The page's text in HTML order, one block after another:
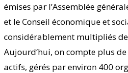
émises par l’Assemblée
et le Conseil économique et
considérablement multipliés
Aujourd’hui, on compte plus
actifs, gérés par environ 400